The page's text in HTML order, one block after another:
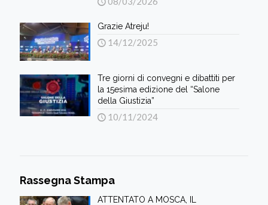
Grazie Atreju!
14/12/2025
Tre giorni di convegni e dibattiti per
la 15esima edizione del “Salone
della Giustizia”
10/11/2024
Rassegna Stampa
ATTENTATO A MOSCA, IL